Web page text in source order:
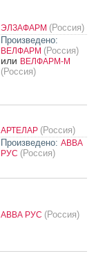
ЭЛЗАФАРМ (Россия)
Произведено:
ВЕЛФАРМ (Россия)
или ВЕЛФАРМ-М
(Россия)
АРТЕЛАР (Россия)
Произведено: АВВА
РУС (Россия)
АВВА РУС (Россия)